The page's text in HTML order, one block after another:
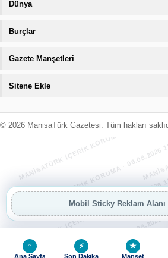
Dünya
Burçlar
Gazete Manşetleri
Sitene Ekle
© 2026 ManisaTürk Gazetesi. Tüm hakları
Mobil Sticky Reklam Alanı
⌂
Ana Sayfa
⚡
Son Dakika
★
Manşet
MANİSATÜRK İÇERİK KORUMA ·
MANİSATÜRK İÇERİK KORUMA ·
MANİSATÜRK İÇERİK KORUMA ·
MANİSATÜRK İÇERİK KORUMA ·